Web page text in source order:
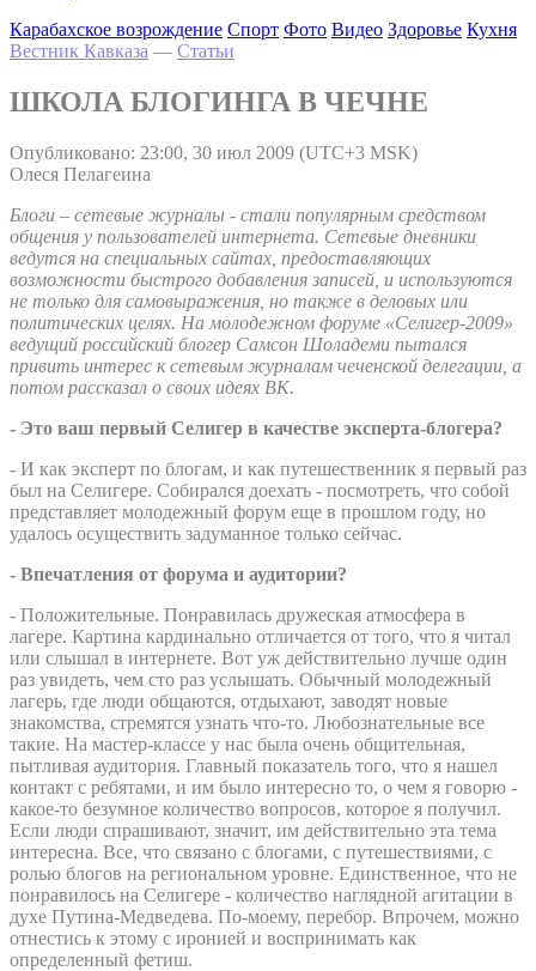
Карабахское возрождение Спорт Фото Видео Здоровье Кухня
Вестник Кавказа — Статьи
ШКОЛА БЛОГИНГА В ЧЕЧНЕ
Опубликовано: 23:00, 30 июл 2009 (UTC+3 MSK)
Олеся Пелагеина
Блоги – сетевые журналы - стали популярным средством
общения у пользователей интернета. Сетевые дневники
ведутся на специальных сайтах, предоставляющих
возможности быстрого добавления записей, и используются
не только для самовыражения, но также в деловых или
политических целях. На молодежном форуме «Селигер-2009»
ведущий российский блогер Самсон Шоладеми пытался
привить интерес к сетевым журналам чеченской делегации, а
потом рассказал о своих идеях ВК.
- Это ваш первый Селигер в качестве эксперта-блогера?
- И как эксперт по блогам, и как путешественник я первый раз
был на Селигере. Собирался доехать - посмотреть, что собой
представляет молодежный форум еще в прошлом году, но
удалось осуществить задуманное только сейчас.
- Впечатления от форума и аудитории?
- Положительные. Понравилась дружеская атмосфера в
лагере. Картина кардинально отличается от того, что я читал
или слышал в интернете. Вот уж действительно лучше один
раз увидеть, чем сто раз услышать. Обычный молодежный
лагерь, где люди общаются, отдыхают, заводят новые
знакомства, стремятся узнать что-то. Любознательные все
такие. На мастер-классе у нас была очень общительная,
пытливая аудитория. Главный показатель того, что я нашел
контакт с ребятами, и им было интересно то, о чем я говорю -
какое-то безумное количество вопросов, которое я получил.
Если люди спрашивают, значит, им действительно эта тема
интересна. Все, что связано с блогами, с путешествиями, с
ролью блогов на региональном уровне. Единственное, что не
понравилось на Селигере - количество наглядной агитации в
духе Путина-Медведева. По-моему, перебор. Впрочем, можно
отнестись к этому с иронией и воспринимать как
определенный фетиш.